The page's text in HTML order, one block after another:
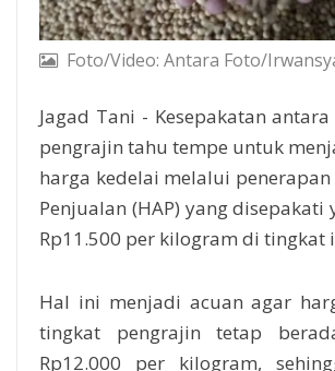
Foto/Video: Antara Foto/
Jagad Tani - Kesepakatan
pengrajin tahu tempe untuk
harga kedelai melalui penerapan
Penjualan (HAP) yang disepakati
Rp11.500 per kilogram di tingkat
Hal ini menjadi acuan agar
tingkat pengrajin tetap
Rp12.000 per kilogram,